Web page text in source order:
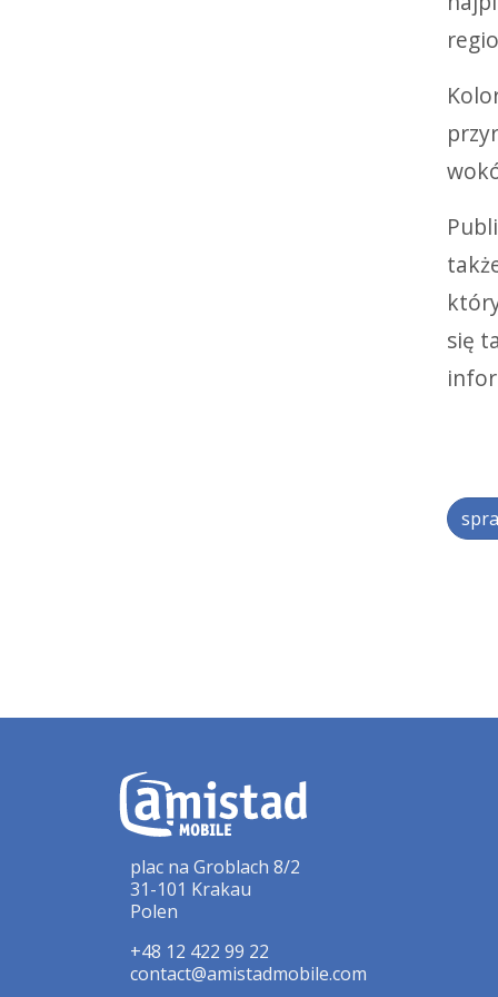
się
plac na Groblach 8/2
31-101 Krakau
Polen
+48 12 422 99 22
contact@amistadmobile.com